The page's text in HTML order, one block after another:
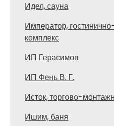
Идел, сауна
Император,
комплекс
ИП Герасимов
ИП Фень В. Г.
Исток, торгово-
Ишим, баня